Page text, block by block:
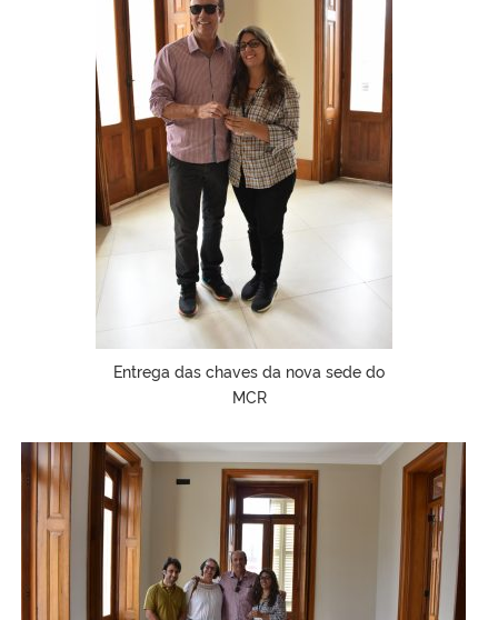
Entrega das chaves da nova sede do
MCR